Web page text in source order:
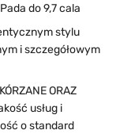
do 9,7 cala
stylu
i szczegółowym
ORAZ
usług i
o standard